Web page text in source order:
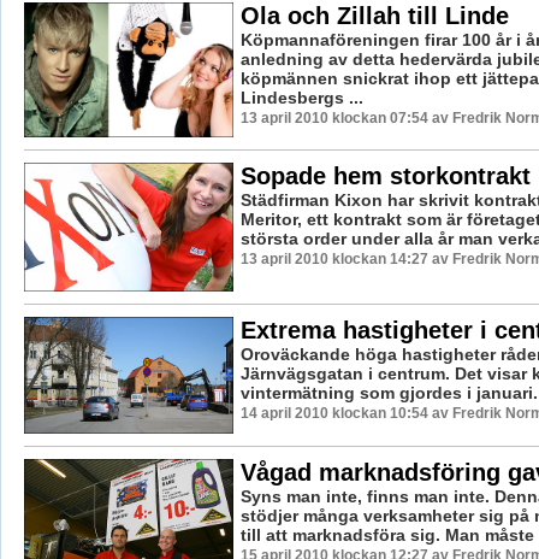
Ola och Zillah till Linde
Köpmannaföreningen firar 100 år i
anledning av detta hedervärda
köpmännen snickrat ihop ett
Lindesbergs ...
13 april 2010 klockan 07:54 av Fredrik
Sopade hem storkontrakt
Städfirman Kixon har skrivit
Meritor, ett kontrakt som är
största order under alla år man
13 april 2010 klockan 14:27 av Fredrik
Extrema hastigheter i
Oroväckande höga hastigheter
Järnvägsgatan i centrum. Det visar
vintermätning som gjordes i januari.
14 april 2010 klockan 10:54 av Fredrik
Vågad marknadsföring
Syns man inte, finns man inte.
stödjer många verksamheter sig på
till att marknadsföra sig. Man
15 april 2010 klockan 12:27 av Fredrik